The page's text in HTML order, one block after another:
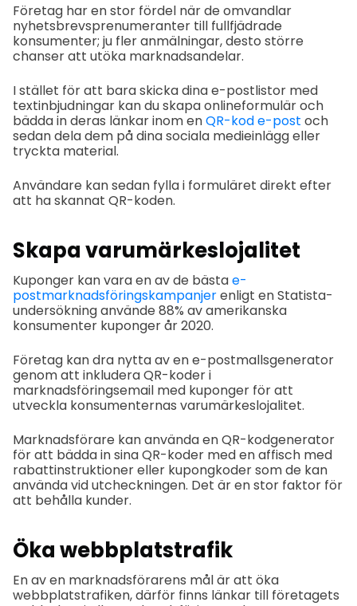
Företag har en stor fördel när de omvandlar
nyhetsbrevsprenumeranter till fullfjädrade
konsumenter; ju fler anmälningar, desto större
chanser att utöka marknadsandelar.
I stället för att bara skicka dina e-postlistor med
textinbjudningar kan du skapa onlineformulär och
bädda in deras länkar inom enQR-kod e-post och
sedan dela dem på dina sociala medieinlägg eller
tryckta material.
Användare kan sedan fylla i formuläret direkt efter
att ha skannat QR-koden.
Skapa varumärkeslojalitet
Kuponger kan vara en av de bästae-
postmarknadsföringskampanjerenligt en Statista-
undersökning använde 88% av amerikanska
konsumenter kuponger år 2020.
Företag kan dra nytta av en e-postmallsgenerator
genom att inkludera QR-koder i
marknadsföringsemail med kuponger för att
utveckla konsumenternas varumärkeslojalitet.
Marknadsförare kan använda en QR-kodgenerator
för att bädda in sina QR-koder med en affisch med
rabattinstruktioner eller kupongkoder som de kan
använda vid utcheckningen. Det är en stor faktor för
att behålla kunder.
Öka webbplatstrafik
En av en marknadsförarens mål är att öka
webbplatstrafiken, därför finns länkar till företagets